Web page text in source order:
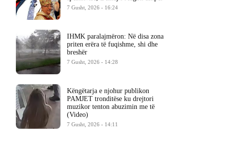
7 Gusht, 2026 - 16:24
IHMK paralajmëron: Në disa zona
priten erëra të fuqishme, shi dhe
breshër
7 Gusht, 2026 - 14:28
Këngëtarja e njohur publikon
PAMJET tronditëse ku drejtori
muzikor tenton abuzimin me të
(Video)
7 Gusht, 2026 - 14:11